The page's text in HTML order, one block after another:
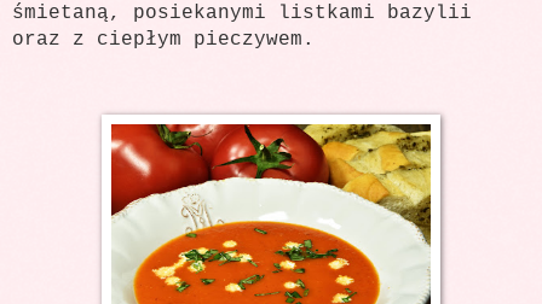
śmietaną, posiekanymi listkami bazylii
oraz z ciepłym pieczywem.